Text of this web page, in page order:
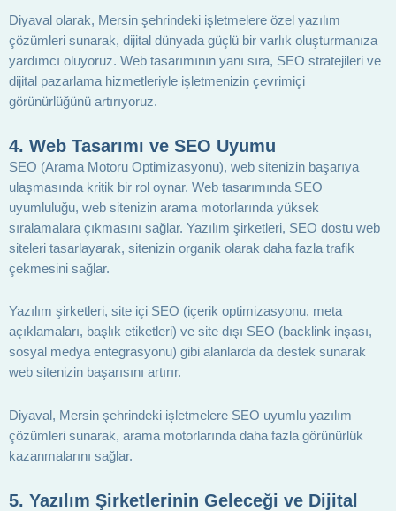
Diyaval olarak, Mersin şehrindeki işletmelere özel yazılım
çözümleri sunarak, dijital dünyada güçlü bir varlık oluşturmanıza
yardımcı oluyoruz. Web tasarımının yanı sıra, SEO stratejileri ve
dijital pazarlama hizmetleriyle işletmenizin çevrimiçi
görünürlüğünü artırıyoruz.
4. Web Tasarımı ve SEO Uyumu
SEO (Arama Motoru Optimizasyonu), web sitenizin başarıya
ulaşmasında kritik bir rol oynar. Web tasarımında SEO
uyumluluğu, web sitenizin arama motorlarında yüksek
sıralamalara çıkmasını sağlar. Yazılım şirketleri, SEO dostu web
siteleri tasarlayarak, sitenizin organik olarak daha fazla trafik
çekmesini sağlar.
Yazılım şirketleri, site içi SEO (içerik optimizasyonu, meta
açıklamaları, başlık etiketleri) ve site dışı SEO (backlink inşası,
sosyal medya entegrasyonu) gibi alanlarda da destek sunarak
web sitenizin başarısını artırır.
Diyaval, Mersin şehrindeki işletmelere SEO uyumlu yazılım
çözümleri sunarak, arama motorlarında daha fazla görünürlük
kazanmalarını sağlar.
5. Yazılım Şirketlerinin Geleceği ve Dijital